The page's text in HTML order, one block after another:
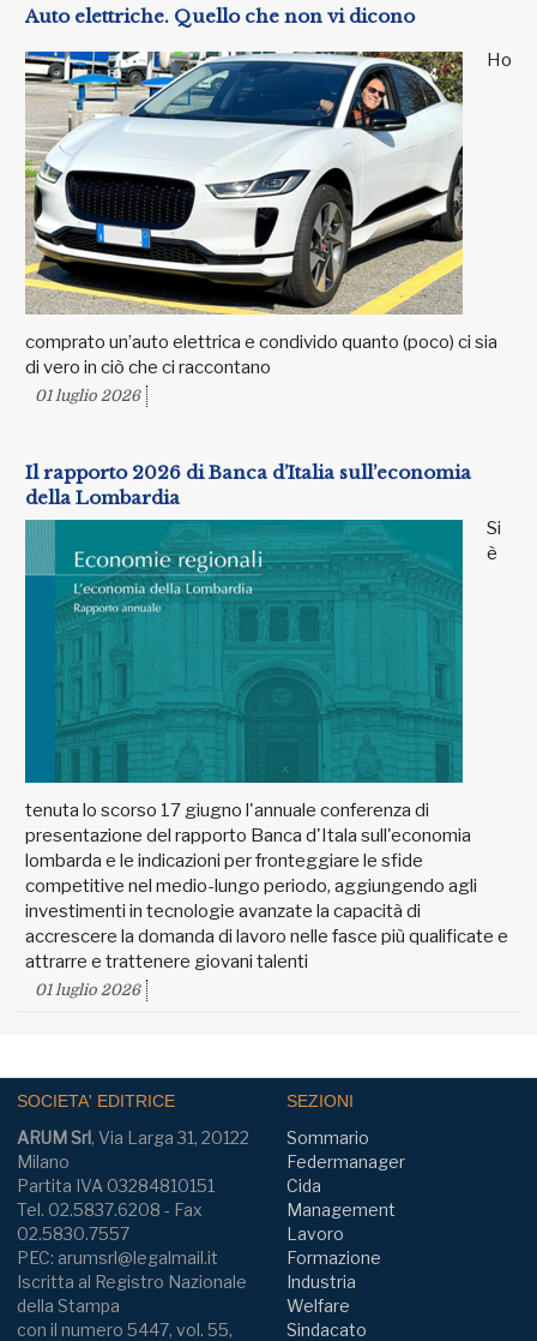
Auto elettriche. Quello che non vi dicono
Ho
comprato un’auto elettrica e condivido quanto (poco) ci sia
di vero in ciò che ci raccontano
01 luglio 2026
Il rapporto 2026 di Banca d’Italia sull’economia
della Lombardia
Si
è
tenuta lo scorso 17 giugno l'annuale conferenza di
presentazione del rapporto Banca d'Itala sull'economia
lombarda e le indicazioni per fronteggiare le sfide
competitive nel medio-lungo periodo, aggiungendo agli
investimenti in tecnologie avanzate la capacità di
accrescere la domanda di lavoro nelle fasce più qualificate e
attrarre e trattenere giovani talenti
01 luglio 2026
SOCIETA' EDITRICE
ARUM Srl, Via Larga 31, 20122
Milano
Partita IVA 03284810151
Tel. 02.5837.6208 - Fax
02.5830.7557
PEC: arumsrl@legalmail.it
Iscritta al Registro Nazionale
della Stampa
con il numero 5447, vol. 55,
SEZIONI
Sommario
Federmanager
Cida
Management
Lavoro
Formazione
Industria
Welfare
Sindacato